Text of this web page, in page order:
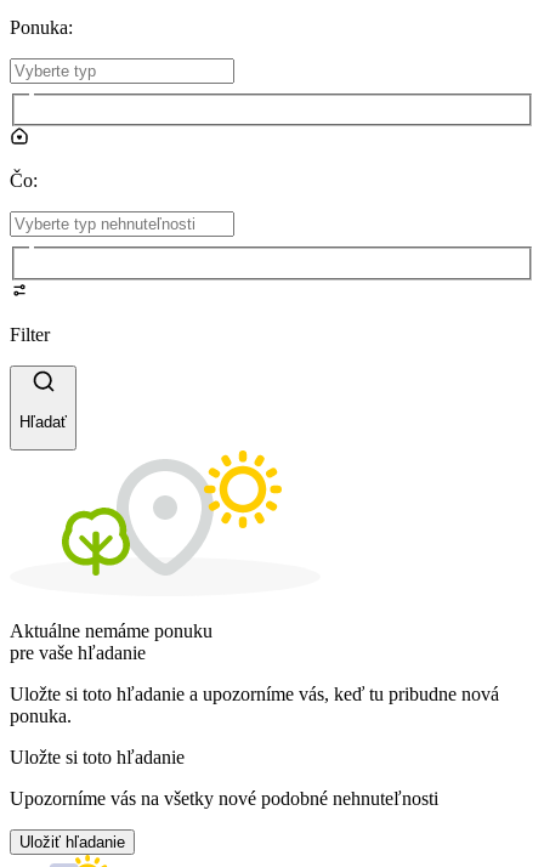
Ponuka:
Čo:
Filter
Hľadať
Aktuálne nemáme ponuku
pre vaše hľadanie
Uložte si toto hľadanie a upozorníme vás, keď tu pribudne nová
ponuka.
Uložte si toto hľadanie
Upozorníme vás na všetky nové podobné nehnuteľnosti
Uložiť hľadanie